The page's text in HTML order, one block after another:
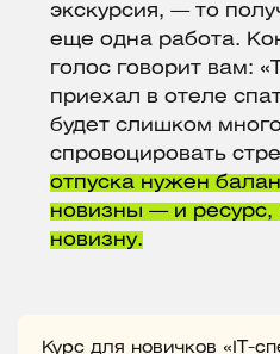
экскурсия, — то
еще одна работа.
голос говорит вам:
приехал в отеле
будет слишком
спровоцировать
отпуска нужен
новизны — и ресурс,
новизну.
Курс для новичков «IT-